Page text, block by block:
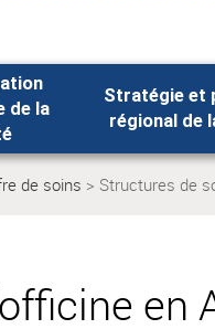
de la
Stratégie et
régional de
de soins
Structures de
en